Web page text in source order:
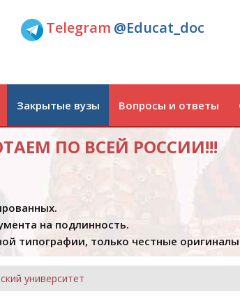
Telegram @Educat_doc
Закрытые вузы Вопросы и ответы
ПО ВСЕЙ РОССИИ!!!
на подлинность.
типографии, только честные оригиналы
университет